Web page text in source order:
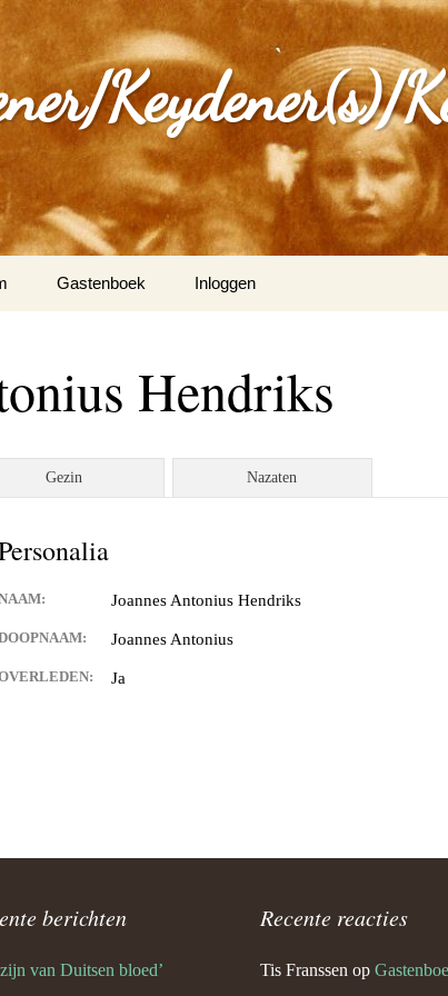
Keydener(s)/
en Tina Vleugels
(Wittem)
en Louisa Sintzen
en Anneke Spaaij
en Trine Van
Keijdener en Riet Jansen
Gastenboek
Inloggen
Hendriks
Gezin Nazaten
Joannes Antonius Hendriks
Joannes Antonius
Ja
berichten
van Duitsen bloed’
Recente reacties
Tis Franssen op